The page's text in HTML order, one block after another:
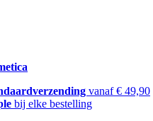
vanaf € 49,90
bij elke bestelling